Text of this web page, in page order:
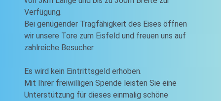
Verfügung.
Bei genügender Tragfähigkeit des Eises öffnen
wir unsere Tore zum Eisfeld und freuen uns auf
zahlreiche Besucher.
Es wird kein Eintrittsgeld erhoben.
Mit Ihrer freiwilligen Spende leisten Sie eine
Unterstützung für dieses einmalig schöne